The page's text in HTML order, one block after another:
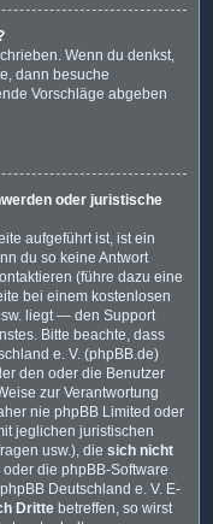
Wenn du denkst,
dann besuche
Vorschläge abgeben
oder juristische
aufgeführt ist, ist ein
du so keine Antwort
(führe dazu eine
bei einem kostenlosen
liegt — den Support
Bitte beachte, dass
e. V. (phpBB.de)
den oder die Benutzer
zur Verantwortung
nie phpBB Limited oder
jeglichen juristischen
usw.), die sich nicht
die phpBB-Software
Deutschland e. V. E-
Dritte betreffen, so wirst